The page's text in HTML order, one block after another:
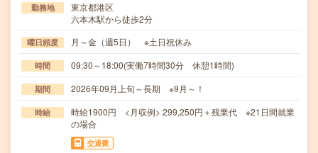
勤務地
東京都港区
六本木駅から徒歩2分
曜日頻度 月～金（週5日） ※土日祝休み
時間 09:30～18:00(実働7時間30分 休憩1時間)
期間 2026年09月上旬～長期 ※9月～！
時給
時給1900円 <月収例> 299,250円＋残業代 ※21日間就業
の場合
交通費